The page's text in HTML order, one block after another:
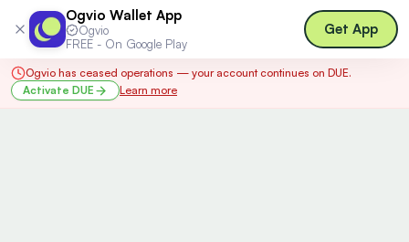
Ogvio has ceased operations — your account continues on DUE.
Activate DUE
Learn more
Ogvio Wallet App
Ogvio
FREE - On Google Play
Get App